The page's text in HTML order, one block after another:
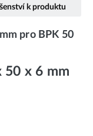
k produktu
pro BPK 50
50 x 6 mm